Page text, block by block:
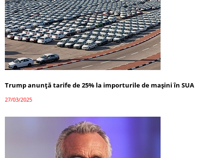
Trump anunță tarife de 25% la importurile de mașini în SUA
27/03/2025